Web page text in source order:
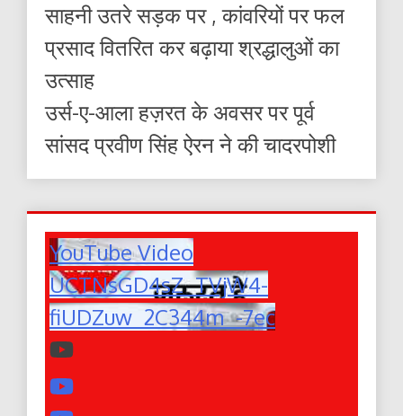
साहनी उतरे सड़क पर , कांवरियों पर फल
प्रसाद वितरित कर बढ़ाया श्रद्धालुओं का
उत्साह
उर्स-ए-आला हज़रत के अवसर पर पूर्व
सांसद प्रवीण सिंह ऐरन ने की चादरपोशी
YouTube Video
UCTNsGD4sZ_TVjW4-
fiUDZuw_2C344m_-7ec